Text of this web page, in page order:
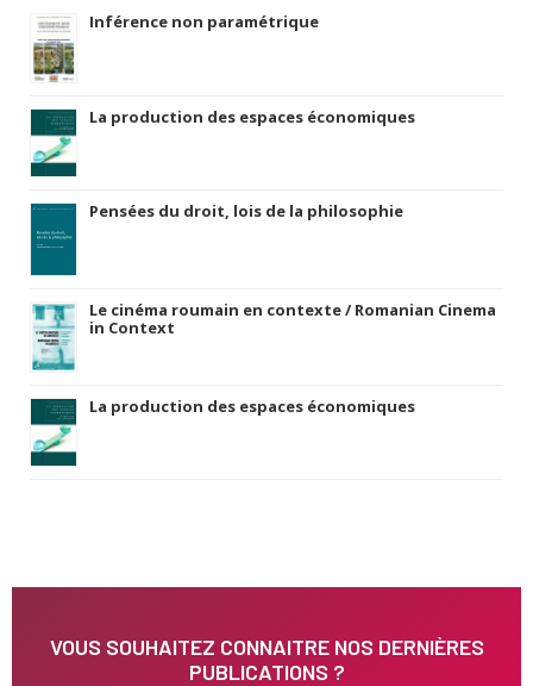
Inférence non paramétrique
La production des espaces économiques
Pensées du droit, lois de la philosophie
Le cinéma roumain en contexte / Romanian Cinema
in Context
La production des espaces économiques
VOUS SOUHAITEZ CONNAITRE NOS DERNIÈRES
PUBLICATIONS ?